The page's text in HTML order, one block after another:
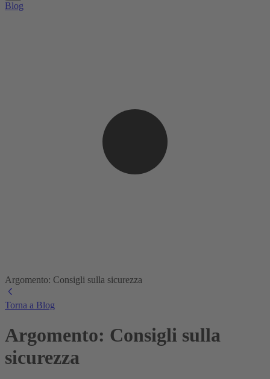
Blog
Argomento: Consigli sulla sicurezza
Torna a Blog
Argomento: Consigli sulla
sicurezza